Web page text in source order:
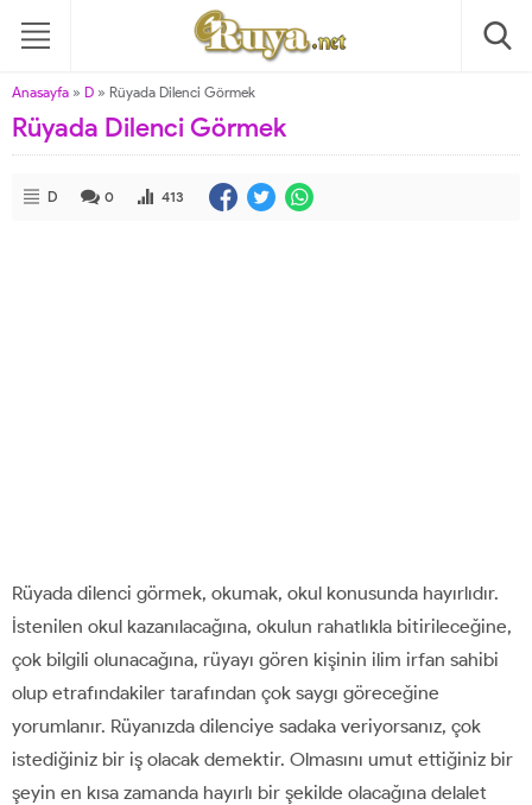
Anasayfa » D » Rüyada Dilenci Görmek
Rüyada Dilenci Görmek
D 0 413
Rüyada dilenci görmek, okumak, okul konusunda hayırlıdır.
İstenilen okul kazanılacağına, okulun rahatlıkla bitirileceğine,
çok bilgili olunacağına, rüyayı gören kişinin ilim irfan sahibi
olup etrafındakiler tarafından çok saygı göreceğine
yorumlanır. Rüyanızda dilenciye sadaka veriyorsanız, çok
istediğiniz bir iş olacak demektir. Olmasını umut ettiğiniz bir
şeyin en kısa zamanda hayırlı bir şekilde olacağına delalet